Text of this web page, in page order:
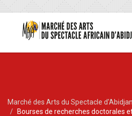
Marché des Arts du Spectacle d'Abidjan
Bourses de recherches doctorales